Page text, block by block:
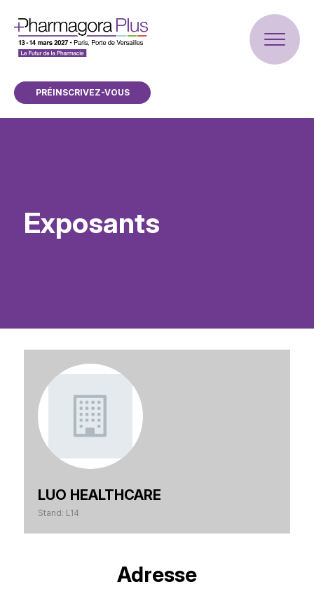
PRÉINSCRIVEZ-VOUS
Exposants
LUO HEALTHCARE
Stand: L14
Adresse